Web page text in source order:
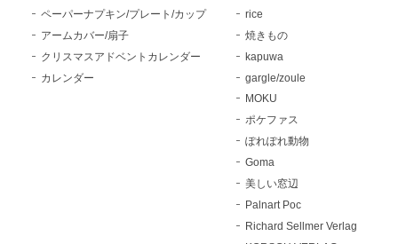
ペーパーナプキン/プレート/カップ
アームカバー/扇子
クリスマスアドベントカレンダー
カレンダー
rice
焼きもの
kapuwa
gargle/zoule
MOKU
ポケファス
ぽれぽれ動物
Goma
美しい窓辺
Palnart Poc
Richard Sellmer Verlag